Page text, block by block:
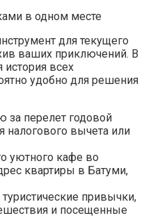
в одном месте
для текущего
ваших приключений. В
история всех
удобно для решения
за перелет годовой
налогового вычета или
уютного кафе во
квартиры в Батуми,
привычки,
и посещенные